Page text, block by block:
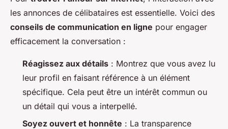
les annonces de célibataires est essentielle. Voici des
conseils de communication en ligne pour engager
efficacement la conversation :
Réagissez aux détails : Montrez que vous avez lu
leur profil en faisant référence à un élément
spécifique. Cela peut être un intérêt commun ou
un détail qui vous a interpellé.
Soyez ouvert et honnête : La transparence